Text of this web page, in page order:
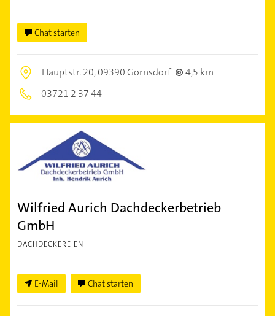
Chat starten
Hauptstr. 20,09390 Gornsdorf
4,5 km
03721 2 37 44
Wilfried Aurich Dachdeckerbetrieb
GmbH
DACHDECKEREIEN
E-Mail Chat starten